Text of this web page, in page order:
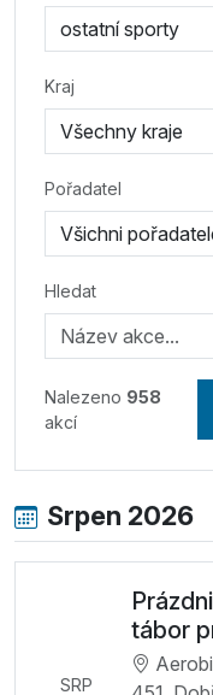
Kraj
Pořadatel
Hledat
Nalezeno 958
akcí
Srpen 2026
SRP
tábor